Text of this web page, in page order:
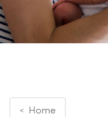
< Home